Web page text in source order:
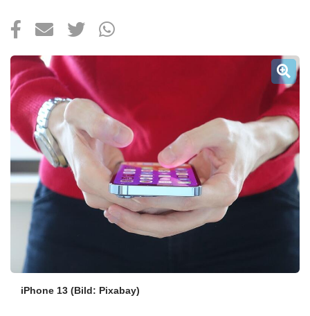
Magazine
Über uns
Podcast
Mac Life+
Anmelden
iPhone 13 (Bild: Pixabay)